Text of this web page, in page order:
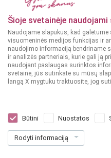
Šioje svetainėje naudojami
Naudojame slapukus, kad
visuomeninės medijos funkcijas ir
naudojimo informaciją bendriname
ir analizės partneriais, kurie gali ją
naudojant paslaugas surinktos
svetaine, jūs sutinkate su mūsų
langą X mygtuku traktuosite, jog
Būtini Nuostatos
Rodyti informaciją
Diplomatico
Dar nėra balsų, galite įvertinti
3499€ 49.99 € / L